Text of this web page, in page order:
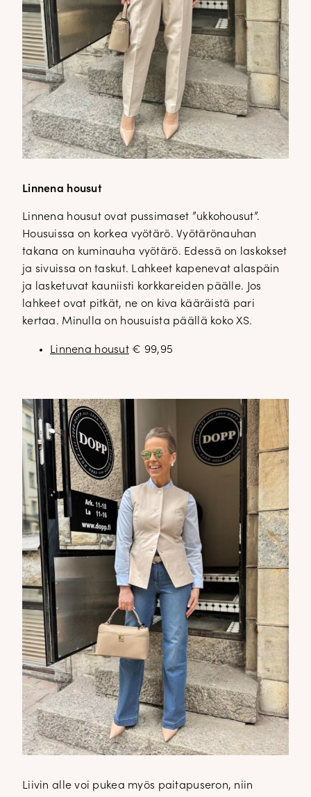
Linnena housut
Linnena housut ovat pussimaset ”ukkohousut”.
Housuissa on korkea vyötärö. Vyötärönauhan
takana on kuminauha vyötärö. Edessä on laskokset
ja sivuissa on taskut. Lahkeet kapenevat alaspäin
ja lasketuvat kauniisti korkkareiden päälle. Jos
lahkeet ovat pitkät, ne on kiva kääräistä pari
kertaa. Minulla on housuista päällä koko XS.
Linnena housut€ 99,95
Liivin alle voi pukea myös paitapuseron, niin